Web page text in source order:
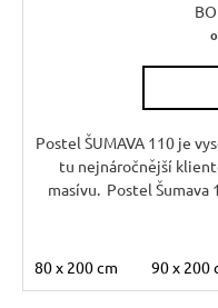
Postel ŠUMAVA 110 je
tu nejnáročnější
masívu. Postel Šumava
80 x 200 cm 90 x 200